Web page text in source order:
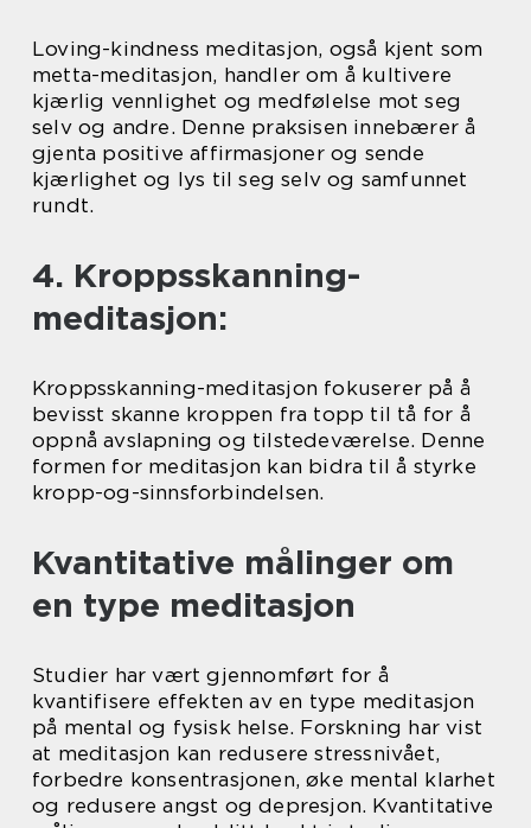
Loving-kindness meditasjon, også kjent som
metta-meditasjon, handler om å kultivere
kjærlig vennlighet og medfølelse mot seg
selv og andre. Denne praksisen innebærer å
gjenta positive affirmasjoner og sende
kjærlighet og lys til seg selv og samfunnet
rundt.
4. Kroppsskanning-
meditasjon:
Kroppsskanning-meditasjon fokuserer på å
bevisst skanne kroppen fra topp til tå for å
oppnå avslapning og tilstedeværelse. Denne
formen for meditasjon kan bidra til å styrke
kropp-og-sinnsforbindelsen.
Kvantitative målinger om
en type meditasjon
Studier har vært gjennomført for å
kvantifisere effekten av en type meditasjon
på mental og fysisk helse. Forskning har vist
at meditasjon kan redusere stressnivået,
forbedre konsentrasjonen, øke mental klarhet
og redusere angst og depresjon. Kvantitative